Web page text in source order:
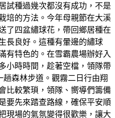
試種過幾次都沒有成功，不是
培的方法。今年母親節在大溪
了四盆繡球花，帶回鄉居種在
長良好。這種有暈邊的繡球
有特色的。在雪霸農場辦好入
小時時間，趁著空檔，領隊帶
森林步道。觀霧二日行由翔
比較繁瑣，領隊、嚮導們籌備
要先來踏查路線，確保平安順
現場的氣氛變得很歡樂，讓大